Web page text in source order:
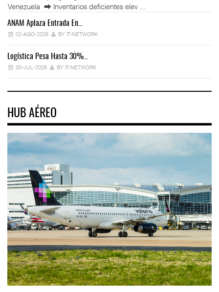
Venezuela ⮕ Inventarios deficientes elev ...
ANAM Aplaza Entrada En…
02-AGO-2026 BY IT-NETWORK
Logística Pesa Hasta 30%…
30-JUL-2026 BY IT-NETWORK
HUB AÉREO